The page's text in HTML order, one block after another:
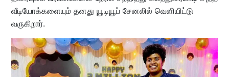
வீடியோக்களையும் தனது யூடியூப் சேனலில் வெளியிட்டு
வருகிறார்.